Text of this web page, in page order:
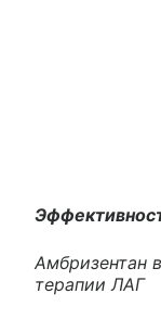
Амбризентан
терапии ЛАГ